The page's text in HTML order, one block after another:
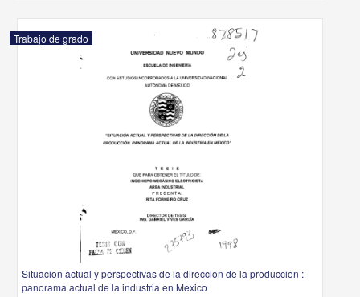
Trabajo de grado
Situacion actual y perspectivas de la direccion de la produccion :
panorama actual de la industria en Mexico